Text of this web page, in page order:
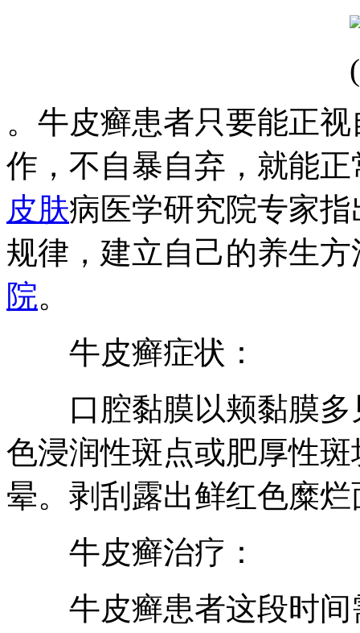
。牛皮癣患者只要能正
作，不自暴自弃，就能
皮肤病医学研究院专家
规律，建立自己的养生方
院。
牛皮癣症状：
口腔黏膜以颊黏膜多
色浸润性斑点或肥厚性
晕。剥刮露出鲜红色糜
牛皮癣治疗：
牛皮癣患者这段时间